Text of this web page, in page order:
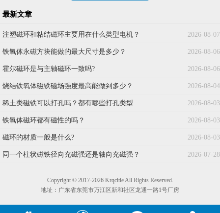
最新文章
2026-08-07
注塑磁环和粘结磁环主要用在什么类型电机？
2026-08-06
铁氧体永磁方块能做的最大尺寸是多少？
2026-08-06
霍尔磁环是与主轴磁环一致吗?
2026-08-04
烧结铁氧体磁铁磁场强度最高能做到多少？
2026-08-03
稀土类磁铁可以打孔吗？都有哪些打孔类型
2026-08-03
铁氧体磁环都有磁性的吗？
2026-08-03
磁环的材质一般是什么?
2026-07-28
同一个柱状磁铁径向充磁强还是轴向充磁强？
Copyright © 2017-2026 Krqcitie All Rights Reserved.
地址：广东省东莞市万江区新和社区龙通一路1号厂房